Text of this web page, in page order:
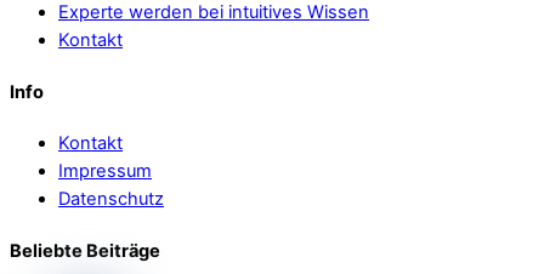
Experte werden bei intuitives Wissen
Kontakt
Info
Kontakt
Impressum
Datenschutz
Beliebte Beiträge